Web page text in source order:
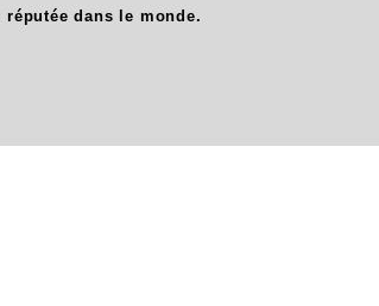
dans le monde.